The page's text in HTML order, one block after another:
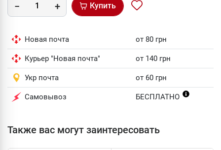
Купить
Новая почта от 80 грн
Курьер "Новая почта" от 140 грн
Укр почта от 60 грн
Самовывоз БЕСПЛАТНО
Также вас могут заинтересовать